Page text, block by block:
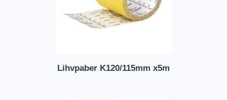
Lihvpaber K120/115mm x5m